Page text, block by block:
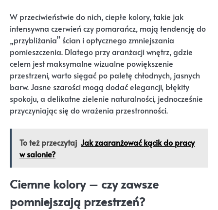
W przeciwieństwie do nich, ciepłe kolory, takie jak
intensywna czerwień czy pomarańcz, mają tendencję do
„przybliżania” ścian i optycznego zmniejszania
pomieszczenia. Dlatego przy aranżacji wnętrz, gdzie
celem jest maksymalne wizualne powiększenie
przestrzeni, warto sięgać po paletę chłodnych, jasnych
barw. Jasne szarości mogą dodać elegancji, błękity
spokoju, a delikatne zielenie naturalności, jednocześnie
przyczyniając się do wrażenia przestronności.
To też przeczytaj Jak zaaranżować kącik do pracy
w salonie?
Ciemne kolory – czy zawsze
pomniejszają przestrzeń?